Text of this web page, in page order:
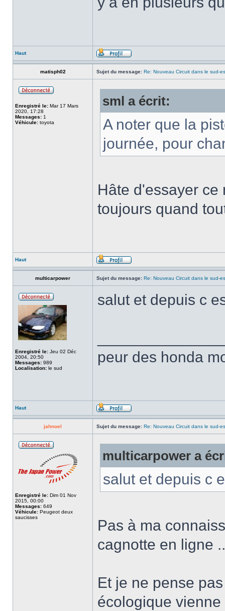
Haut
matisph02 Sujet du message: Re: Nouveau Circuit dans le sud-
Enregistré le: Mar 17 Mars
2020, 17:28
Messages: 1
Véhicule: toyota
sml a écrit:
A noter que la
journée, pour
Hâte d'essayer
toujours quand
Haut
multicarpower Sujet du message: Re: Nouveau Circuit dans le sud-
Enregistré le: Jeu 02 Déc
2004, 20:50
Messages: 989
Localisation: le sud
salut et depuis c
peur des honda
Haut
jahnoel Sujet du message: Re: Nouveau Circuit dans le sud-
Enregistré le: Dim 01 Nov
2015, 00:00
Messages: 649
Véhicule: Peugeot deux
saucisses
multicarpower a
salut et depuis c
Pas à ma
cagnotte en ligne
Et je ne pense
écologique